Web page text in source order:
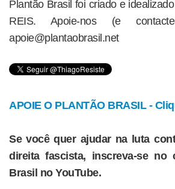
Plantão Brasil foi criado e
REIS. Apoie-nos (e
apoie@plantaobrasil.net
APOIE O PLANTÃO BRASIL -
Se você quer ajudar na luta
direita fascista, inscreva-se no
Brasil no YouTube.